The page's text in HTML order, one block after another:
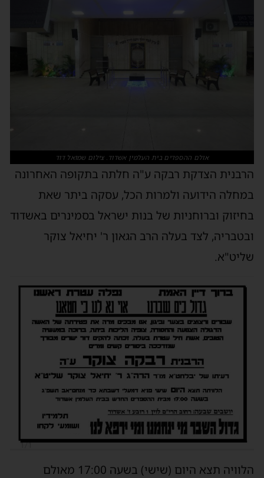
אולם ההספדים בית העלמין אשדוד. צילום שמואל דוד
הרבנית הצדקת רבקה ע"ה חלתה בתקופה האחרונה
במחלה הידועה ולמרות הכל, עסקה ביתר שאת
בחיזוק וברוחניות של בנות ישראל בסמינרים באשדוד
ובטבריה, לצד בעלה הרב הגאון ר' יחיאל צוקר
שליט"א.
הלוויה תצא היום (שישי) בשעה 17:00 מאולם